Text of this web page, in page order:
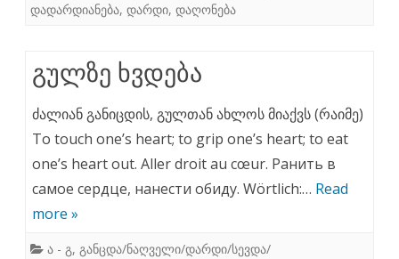
დადარდიანება, დარდი, დაღონება
გულზე ხვდება
ძალიან განიცდის, გულთან ახლოს მიაქვს (რაიმე)
To touch one’s heart; to grip one’s heart; to eat
one’s heart out. Aller droit au cœur. Ранить в
самое сердце, нанести обиду. Wörtlich:… Read
more »
ა - გ, განცდა/ნაღველი/დარდი/სევდა/